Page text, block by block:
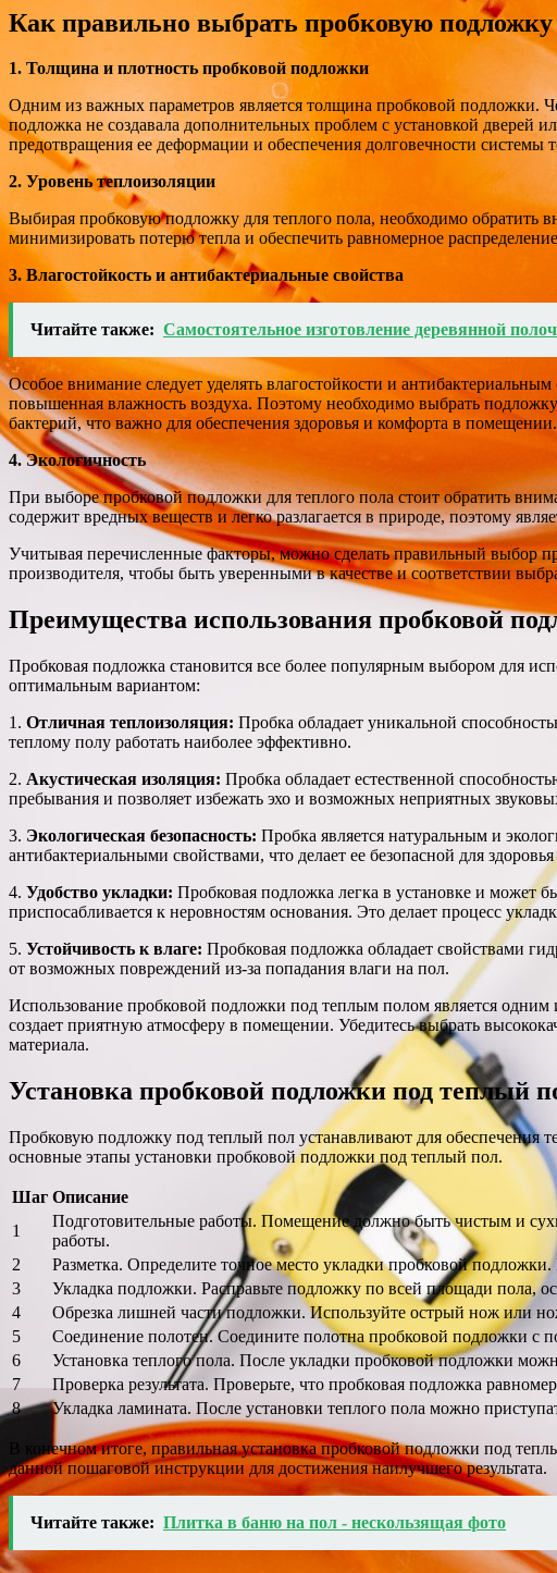
Как правильно выбрать пробковую подложку
1. Толщина и плотность пробковой подложки
Одним из важных параметров является толщина пробковой подложки.
подложка не создавала дополнительных проблем с установкой
предотвращения ее деформации и обеспечения долговечности системы
2. Уровень теплоизоляции
Выбирая пробковую подложку для теплого пола, необходимо обратить
минимизировать потерю тепла и обеспечить равномерное
3. Влагостойкость и антибактериальные свойства
Читайте также: Самостоятельное изготовление деревянной
Особое внимание следует уделять влагостойкости и
повышенная влажность воздуха. Поэтому необходимо выбрать
бактерий, что важно для обеспечения здоровья и комфорта в помещении.
4. Экологичность
При выборе пробковой подложки для теплого пола стоит обратить
содержит вредных веществ и легко разлагается в природе, поэтому
Учитывая перечисленные факторы, можно сделать правильный выбор
производителя, чтобы быть уверенными в качестве и соответствии
Преимущества использования пробковой
Пробковая подложка становится все более популярным выбором для
оптимальным вариантом:
1. Отличная теплоизоляция: Пробка обладает уникальной
теплому полу работать наиболее эффективно.
2. Акустическая изоляция: Пробка обладает естественной
пребывания и позволяет избежать эхо и возможных неприятных
3. Экологическая безопасность: Пробка является натуральным и
антибактериальными свойствами, что делает ее безопасной для
4. Удобство укладки: Пробковая подложка легка в установке и может
приспосабливается к неровностям основания. Это делает процесс
5. Устойчивость к влаге: Пробковая подложка обладает свойствами
от возможных повреждений из-за попадания влаги на пол.
Использование пробковой подложки под теплым полом является одним
создает приятную атмосферу в помещении. Убедитесь выбрать
материала.
Установка пробковой подложки под теплый
Пробковую подложку под теплый пол устанавливают для обеспечения
основные этапы установки пробковой подложки под теплый пол.
Шаг Описание
1
Подготовительные работы. Помещение должно быть чистым и
работы.
2
Разметка. Определите точное место укладки пробковой
3
Укладка подложки. Расправьте подложку по всей площади пола,
4
Обрезка лишней части подложки. Используйте острый нож или
5
Соединение полотен. Соедините полотна пробковой подложки с
6
Установка теплого пола. После укладки пробковой подложки
7
Проверка результата. Проверьте, что пробковая подложка
8
Укладка ламината. После установки теплого пола можно
В конечном итоге, правильная установка пробковой подложки под
данной пошаговой инструкции для достижения наилучшего результата.
Читайте также: Плитка в баню на пол - нескользящая фото